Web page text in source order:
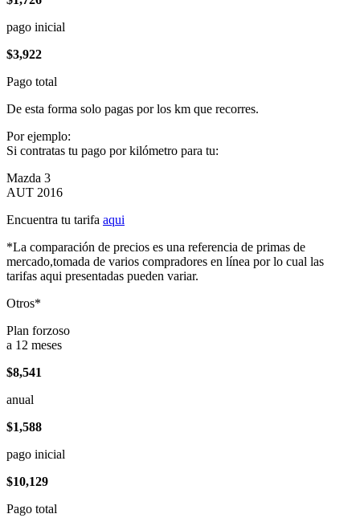
pago inicial
$3,922
Pago total
De esta forma solo pagas por los km que recorres.
Por ejemplo:
Si contratas tu pago por kilómetro para tu:
Mazda 3
AUT 2016
Encuentra tu tarifa aqui
*La comparación de precios es una referencia de primas de
mercado,tomada de varios compradores en línea por lo cual las
tarifas aqui presentadas pueden variar.
Otros*
Plan forzoso
a 12 meses
$8,541
anual
$1,588
pago inicial
$10,129
Pago total